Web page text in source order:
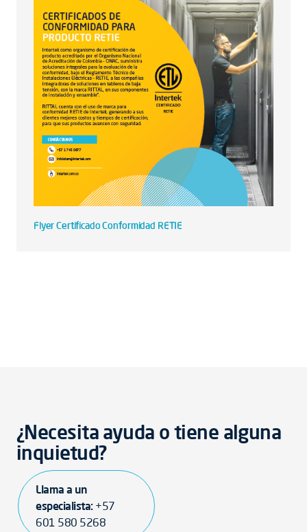
Flyer Certificado Conformidad RETIE
¿Necesita ayuda o tiene alguna
inquietud?
Llama a un
especialista: +57
601 580 5268